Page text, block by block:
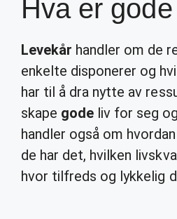
Hva er
Levekår handler om de
enkelte disponerer og
har til å dra nytte av
skape gode liv for seg
handler også om
de har det, hvilken
hvor tilfreds og lykkelig